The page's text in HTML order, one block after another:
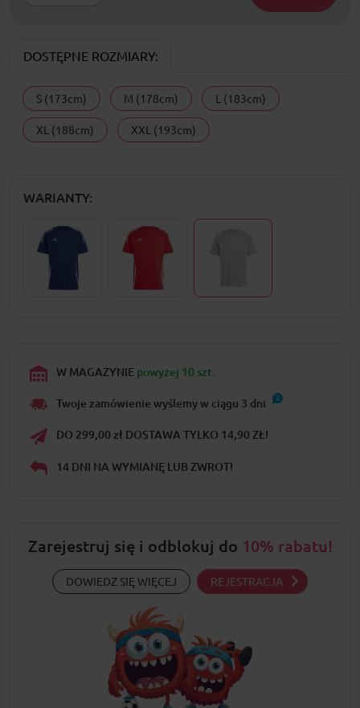
DOSTĘPNE ROZMIARY:
S (173cm) M (178cm) L (183cm)
XL (188cm) XXL (193cm)
WARIANTY:
W MAGAZYNIE powyżej 10 szt.
Twoje zamówienie wyślemy w ciągu 3 dni
DO 299,00 zł DOSTAWA TYLKO 14,90 ZŁ!
14 DNI NA WYMIANĘ LUB ZWROT!
Zarejestruj się i odblokuj do 10% rabatu!
DOWIEDZ SIĘ WIĘCEJ REJESTRACJA